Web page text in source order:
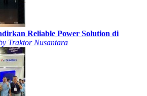
Reliable Power Solution di
Traktor Nusantara